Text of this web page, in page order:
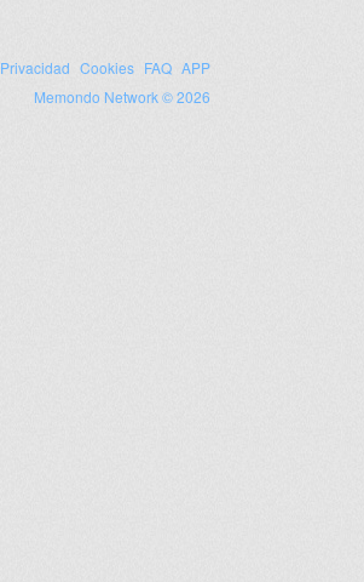
Privacidad Cookies FAQ APP
Memondo Network © 2026